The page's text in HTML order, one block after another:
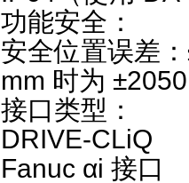
功能安全 ‌：
安全位置误差
mm 时为 ‌
接口类型 ‌：
DRIVE-CLiQ
Fanuc αi 接口